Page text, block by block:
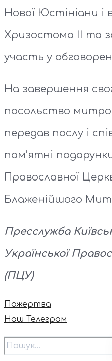
Нової Юстініани і
Хризостома ІІ та
участь у
На завершення
посольство
передав послу і
пам’ятні
Православної
Блаженійшого
Пресслужба
Української
(ПЦУ)
Пожертва
Наш Телеграм